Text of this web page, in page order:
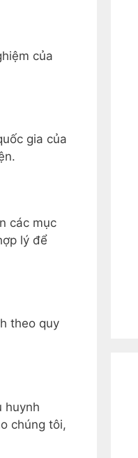
của
gia của
các mục
lý để
theo quy
huynh
chúng tôi,